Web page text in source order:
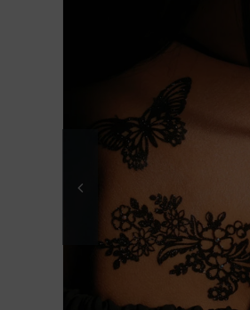
LES
OPTIONS
PEUVENT
ÊTRE
SUR